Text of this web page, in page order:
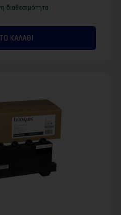
διαθεσιμότητα
ΚΑΛΑΘΙ